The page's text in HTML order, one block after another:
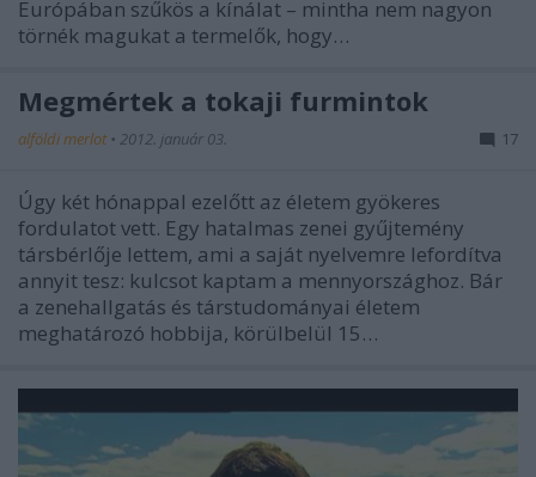
Európában szűkös a kínálat – mintha nem nagyon
törnék magukat a termelők, hogy…
Megmértek a tokaji furmintok
alföldi merlot • 2012. január 03. 17
Úgy két hónappal ezelőtt az életem gyökeres
fordulatot vett. Egy hatalmas zenei gyűjtemény
társbérlője lettem, ami a saját nyelvemre lefordítva
annyit tesz: kulcsot kaptam a mennyországhoz. Bár
a zenehallgatás és társtudományai életem
meghatározó hobbija, körülbelül 15…